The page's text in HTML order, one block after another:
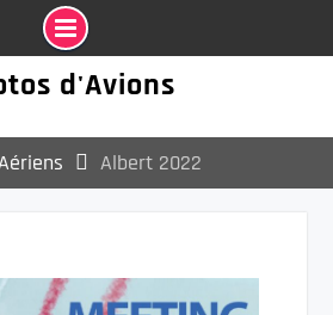
d'Avions
Albert 2022